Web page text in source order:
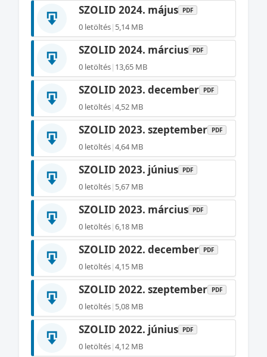
SZOLID 2024. május PDF
0 letöltés| 5,14 MB
SZOLID 2024. március PDF
0 letöltés| 13,65 MB
SZOLID 2023. december PDF
0 letöltés|4,52 MB
SZOLID 2023. szeptember PDF
0 letöltés|4,64 MB
SZOLID 2023. június PDF
0 letöltés| 5,67 MB
SZOLID 2023. március PDF
0 letöltés|6,18 MB
SZOLID 2022. december PDF
0 letöltés|4,15 MB
SZOLID 2022. szeptember PDF
0 letöltés| 5,08 MB
SZOLID 2022. június PDF
0 letöltés|4,12 MB